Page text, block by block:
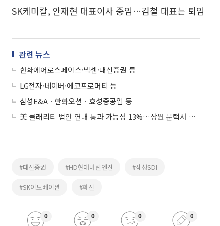
SK케미칼, 안재현 대표이사 중임…김철 대표는 퇴임
관련 뉴스
한화에어로스페이스·넥센·대신증권 등
LG전자·네이버·에코프로머티 등
삼성E&Aㆍ한화오션ㆍ효성중공업 등
美 클래리티 법안 연내 통과 가능성 13%…상원 문턱서 제동
#대신증권 #HD현대마린엔진 #삼성SDI
#SK이노베이션 #화신
0 0 0 0